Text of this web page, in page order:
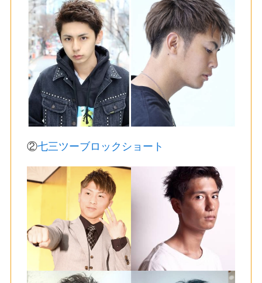
②七三ツーブロックショート